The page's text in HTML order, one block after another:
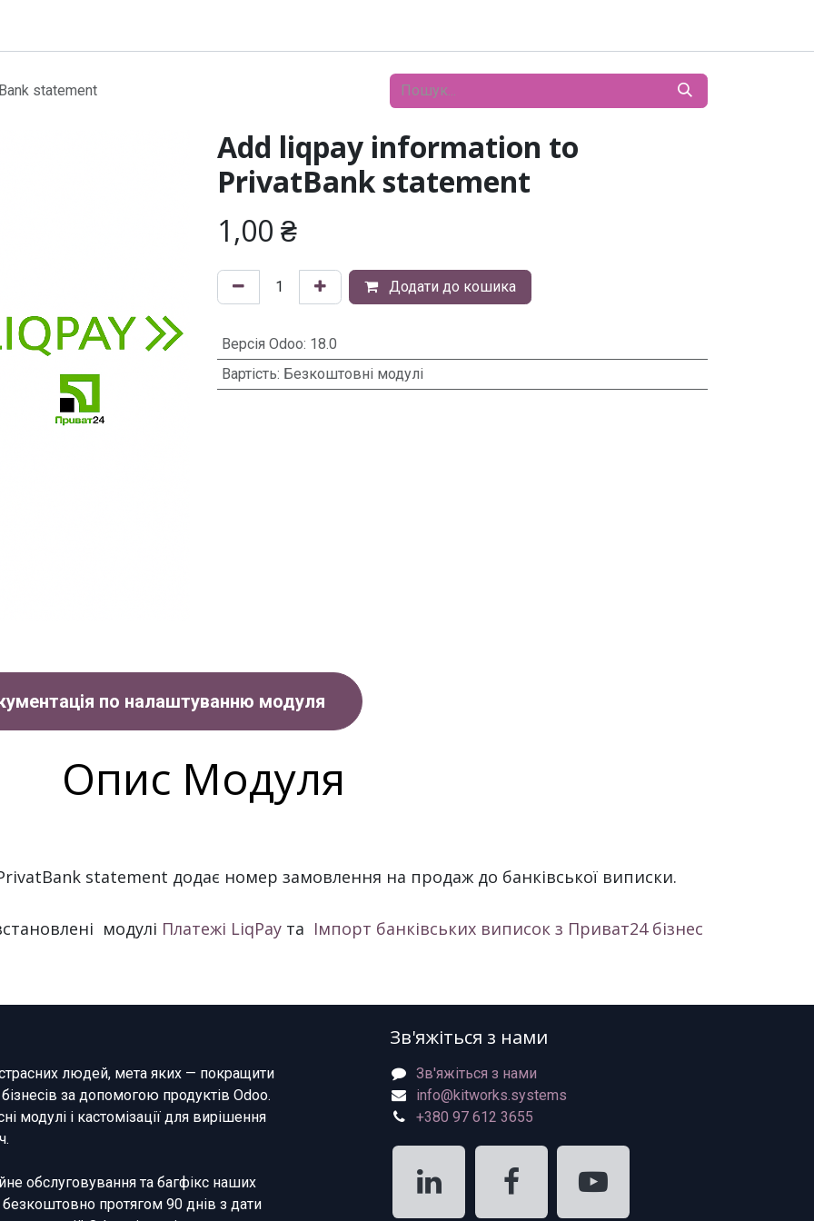
statement
Add liqpay information to
PrivatBank statement
1,00 ₴
Додати до кошика
Версія Odoo: 18.0
Вартість: Безкоштовні модулі
по налаштуванню модуля
Опис Модуля
statement додає номер замовлення на продаж до банківської виписки.
модулі Платежі LiqPay та Імпорт банківських виписок з Приват24 бізнес
людей, мета яких — покращити
за допомогою продуктів Odoo.
модулі і кастомізації для вирішення
обслуговування та багфікс наших
протягом 90 днів з дати
Зв'яжіться з нами
Зв'яжіться з нами
info@kitworks.systems
+380 97 612 3655